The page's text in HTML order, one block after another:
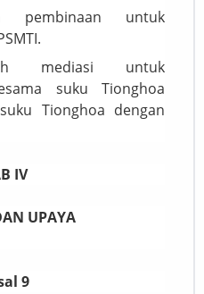
pembinaan untuk
mediasi untuk
suku Tionghoa
Tionghoa dengan
IV
UPAYA
9